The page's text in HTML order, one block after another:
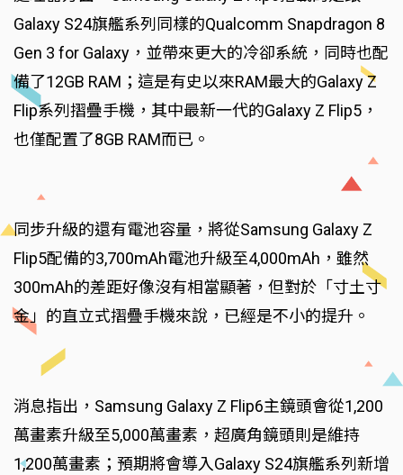
Galaxy S24旗艦系列同樣的Qualcomm Snapdragon 8
Gen 3 for Galaxy，並帶來更大的冷卻系統，同時也配
備了12GB RAM；這是有史以來RAM最大的Galaxy Z
Flip系列摺疊手機，其中最新一代的Galaxy Z Flip5，
也僅配置了8GB RAM而已。
同步升級的還有電池容量，將從Samsung Galaxy Z
Flip5配備的3,700mAh電池升級至4,000mAh，雖然
300mAh的差距好像沒有相當顯著，但對於「寸土寸
金」的直立式摺疊手機來說，已經是不小的提升。
消息指出，Samsung Galaxy Z Flip6主鏡頭會從1,200
萬畫素升級至5,000萬畫素，超廣角鏡頭則是維持
1,200萬畫素；預期將會導入Galaxy S24旗艦系列新增